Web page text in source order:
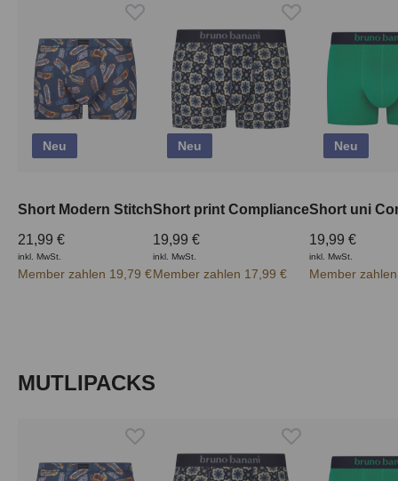
Neu
Short Modern Stitch
21,99 €
inkl. MwSt.
Member zahlen 19,79 €
Neu
Short print Compliance
19,99 €
inkl. MwSt.
Member zahlen 17,99 €
Neu
Short uni
19,99 €
inkl. MwSt.
Member
Produktgalerie überspringen
MUTLIPACKS